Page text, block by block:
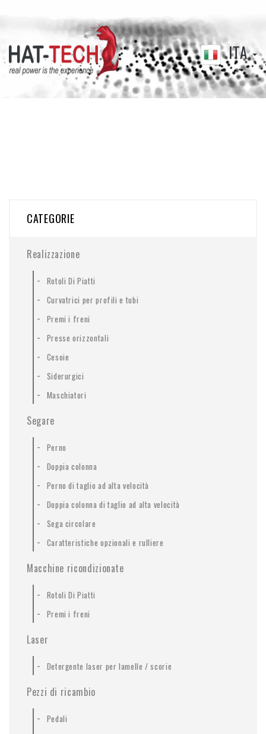
ITA
CATEGORIE
Realizzazione
- Rotoli Di Piatti
- Curvatrici per profili e tubi
- Premi i freni
- Presse orizzontali
- Cesoie
- Siderurgici
- Maschiatori
Segare
- Perno
- Doppia colonna
- Perno di taglio ad alta velocità
- Doppia colonna di taglio ad alta velocità
- Sega circolare
- Caratteristiche opzionali e rulliere
Macchine ricondizionate
- Rotoli Di Piatti
- Premi i freni
Laser
- Detergente laser per lamelle / scorie
Pezzi di ricambio
- Pedali